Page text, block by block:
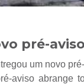
pré-
um novo
aviso abrange